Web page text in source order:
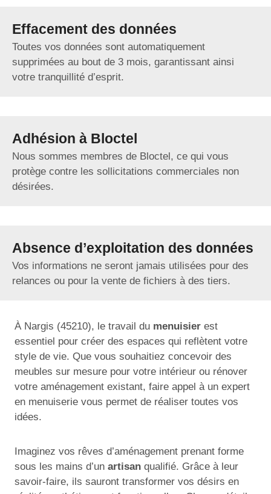
Effacement des données
Toutes vos données sont automatiquement
supprimées au bout de 3 mois, garantissant ainsi
votre tranquillité d’esprit.
Adhésion à Bloctel
Nous sommes membres de Bloctel, ce qui vous
protège contre les sollicitations commerciales non
désirées.
Absence d’exploitation des données
Vos informations ne seront jamais utilisées pour des
relances ou pour la vente de fichiers à des tiers.
À Nargis (45210), le travail du menuisier est
essentiel pour créer des espaces qui reflètent votre
style de vie. Que vous souhaitiez concevoir des
meubles sur mesure pour votre intérieur ou rénover
votre aménagement existant, faire appel à un expert
en menuiserie vous permet de réaliser toutes vos
idées.
Imaginez vos rêves d’aménagement prenant forme
sous les mains d’un artisan qualifié. Grâce à leur
savoir-faire, ils sauront transformer vos désirs en